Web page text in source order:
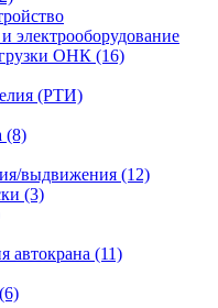
электрооборудование
ОНК (16)
(РТИ)
(8)
выдвижения (12)
(3)
автокрана (11)